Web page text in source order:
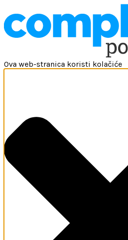
Ova web-stranica koristi kolačiće